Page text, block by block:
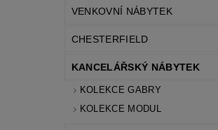
VENKOVNÍ NÁBYTEK
CHESTERFIELD
KANCELÁŘSKÝ NÁBYTEK
KOLEKCE GABRY
KOLEKCE MODUL